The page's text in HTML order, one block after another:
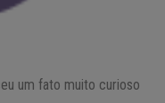
um fato muito curioso